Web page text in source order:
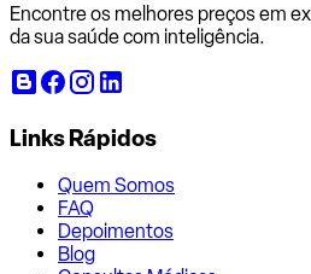
Encontre os melhores preços em
da sua saúde com inteligência.
Links Rápidos
Quem Somos
FAQ
Depoimentos
Blog